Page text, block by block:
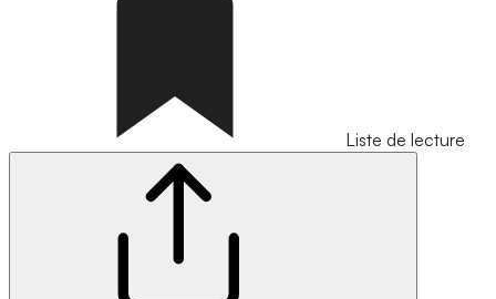
Liste de lecture